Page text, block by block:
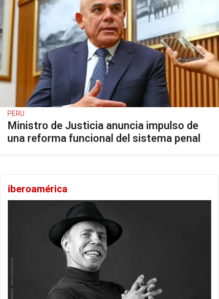
PERU
Ministro de Justicia anuncia impulso de
una reforma funcional del sistema penal
iberoamérica